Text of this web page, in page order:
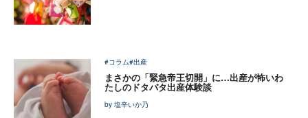
#コラム#出産
まさかの「緊急帝王切開」に…出産が怖いわ
たしのドタバタ出産体験談
by 塩辛いか乃